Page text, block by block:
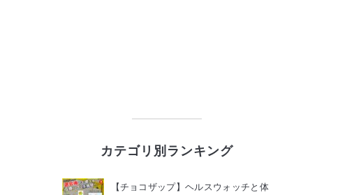
カテゴリ別ランキング
【チョコザップ】ヘルスウォッチと体